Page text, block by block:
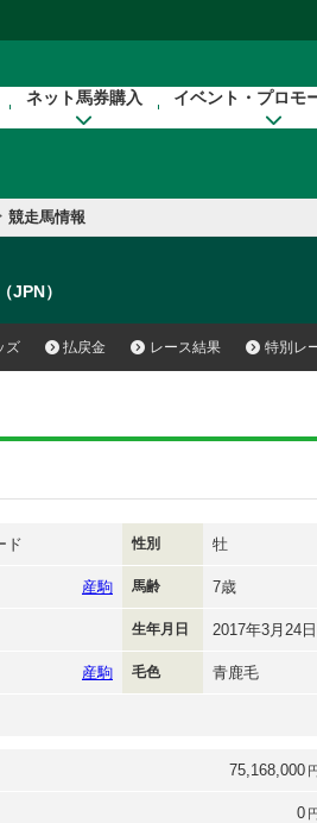
ネット馬券購入 イベント・プロモ
競走馬情報
JPN）
ズ 払戻金 レース結果 特別レ
ド 性別 牡
産駒 馬齢 7歳
生年月日 2017年3月24日
産駒 毛色 青鹿毛
75,168,000
0